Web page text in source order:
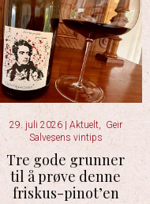
29. juli 2026 Aktuelt, Geir
Salvesens vintips
Tre gode grunner
til å prøve denne
friskus-pinot’en